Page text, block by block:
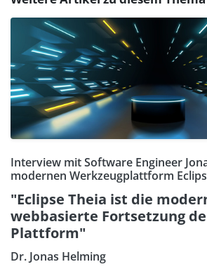
Interview mit Software Engineer
modernen Werkzeugplattform
"Eclipse Theia ist die
webbasierte Fortsetzung
Plattform"
Dr. Jonas Helming